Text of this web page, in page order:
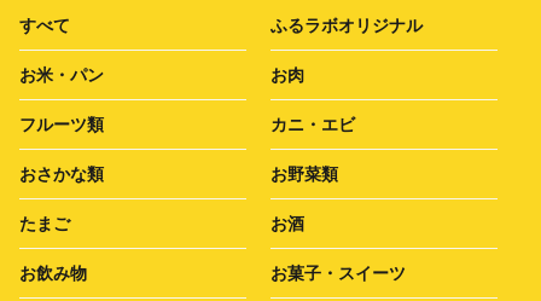
すべて ふるラボオリジナル
お米・パン お肉
フルーツ類 カニ・エビ
おさかな類 お野菜類
たまご お酒
お飲み物 お菓子・スイーツ